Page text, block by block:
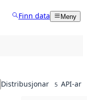
Finn data Meny
Distribusjonar 5 API-ar